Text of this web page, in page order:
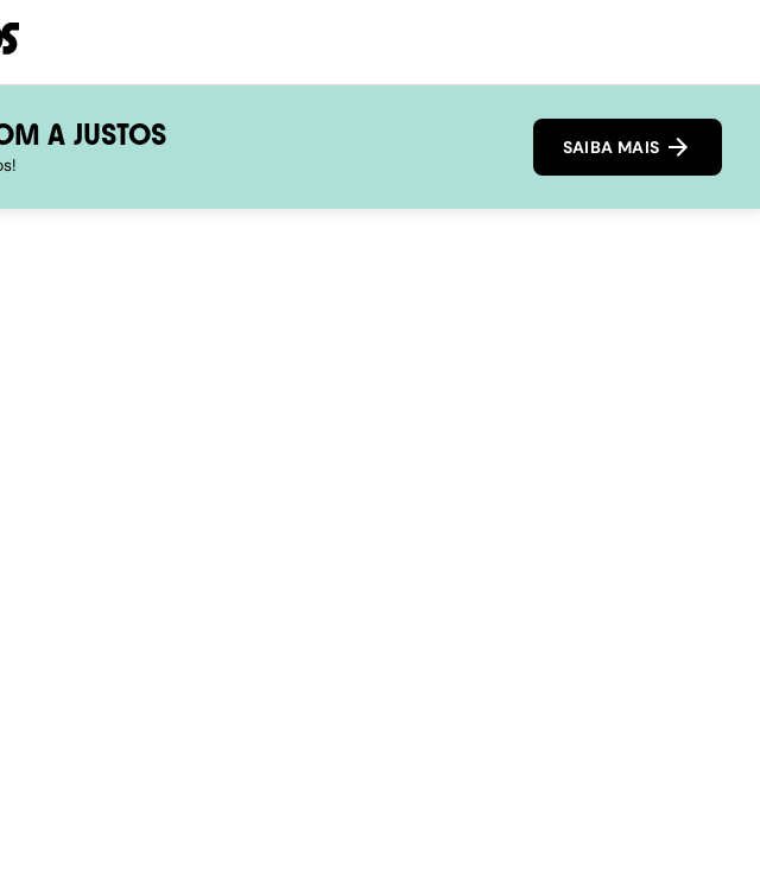
A JUSTOS SAIBA MAIS